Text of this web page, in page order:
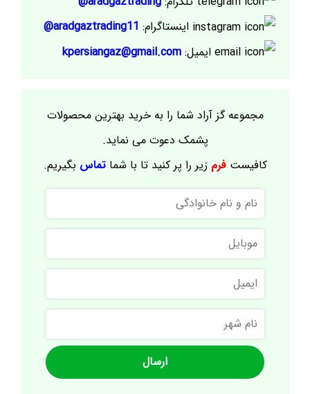
اینستاگرام: aradgaztrading11@
ایمیل: kpersiangaz@gmail.com
مجموعه گز آراد شما را به خرید بهترین محصولات
پشمک دعوت می نماید.
کافیستفرم زیر را پر کنید تا با شماتماس بگیریم.
نام
و
نام
خانوادگی
موبایل
ایمیل
نام
شهر